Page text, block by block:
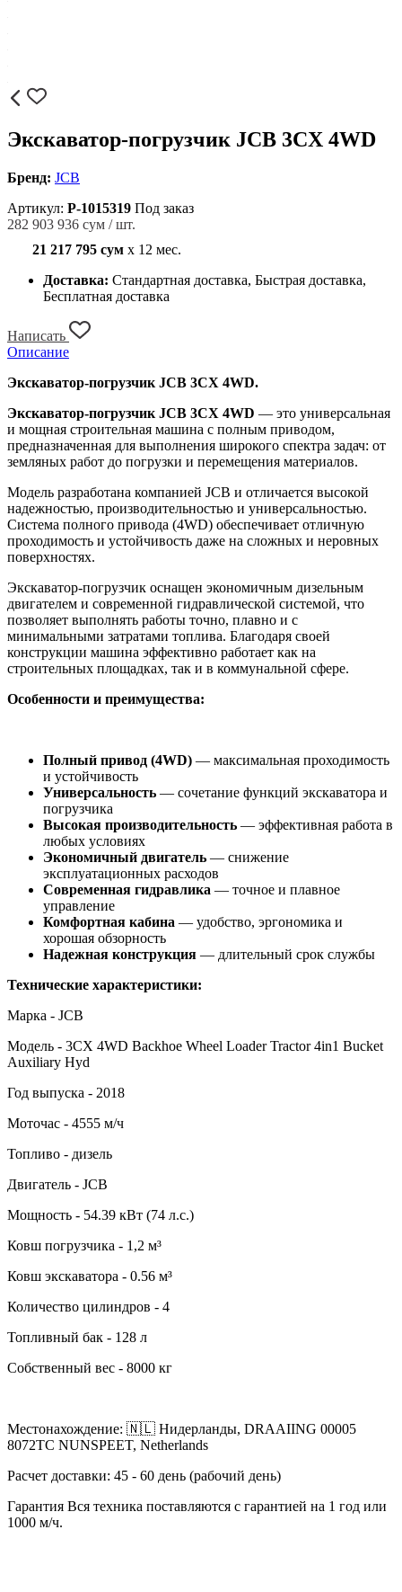
Экскаватор-погрузчик JCB 3CX 4WD
Бренд: JCB
Артикул: P-1015319 Под заказ
282 903 936 сум / шт.
21 217 795 сум x 12 мес.
Доставка: Стандартная доставка, Быстрая доставка,
Бесплатная доставка
Написать
Описание
Экскаватор-погрузчик JCB 3CX 4WD.
Экскаватор-погрузчик JCB 3CX 4WD — это универсальная
и мощная строительная машина с полным приводом,
предназначенная для выполнения широкого спектра задач: от
земляных работ до погрузки и перемещения материалов.
Модель разработана компанией JCB и отличается высокой
надежностью, производительностью и универсальностью.
Система полного привода (4WD) обеспечивает отличную
проходимость и устойчивость даже на сложных и неровных
поверхностях.
Экскаватор-погрузчик оснащен экономичным дизельным
двигателем и современной гидравлической системой, что
позволяет выполнять работы точно, плавно и с
минимальными затратами топлива. Благодаря своей
конструкции машина эффективно работает как на
строительных площадках, так и в коммунальной сфере.
Особенности и преимущества:
Полный привод (4WD) — максимальная проходимость
и устойчивость
Универсальность — сочетание функций экскаватора и
погрузчика
Высокая производительность — эффективная работа в
любых условиях
Экономичный двигатель — снижение
эксплуатационных расходов
Современная гидравлика — точное и плавное
управление
Комфортная кабина — удобство, эргономика и
хорошая обзорность
Надежная конструкция — длительный срок службы
Технические характеристики:
Марка - JCB
Модель - 3CX 4WD Backhoe Wheel Loader Tractor 4in1 Bucket
Auxiliary Hyd
Год выпуска - 2018
Моточас - 4555 м/ч
Топливо - дизель
Двигатель - JCB
Мощность - 54.39 кВт (74 л.с.)
Ковш погрузчика - 1,2 м³
Ковш экскаватора - 0.56 м³
Количество цилиндров - 4
Топливный бак - 128 л
Собственный вес - 8000 кг
Местонахождение: 🇳🇱 Нидерланды, DRAAIING 00005
8072TC NUNSPEET, Netherlands
Расчет доставки: 45 - 60 день (рабочий день)
Гарантия Вся техника поставляются с гарантией на 1 год или
1000 м/ч.